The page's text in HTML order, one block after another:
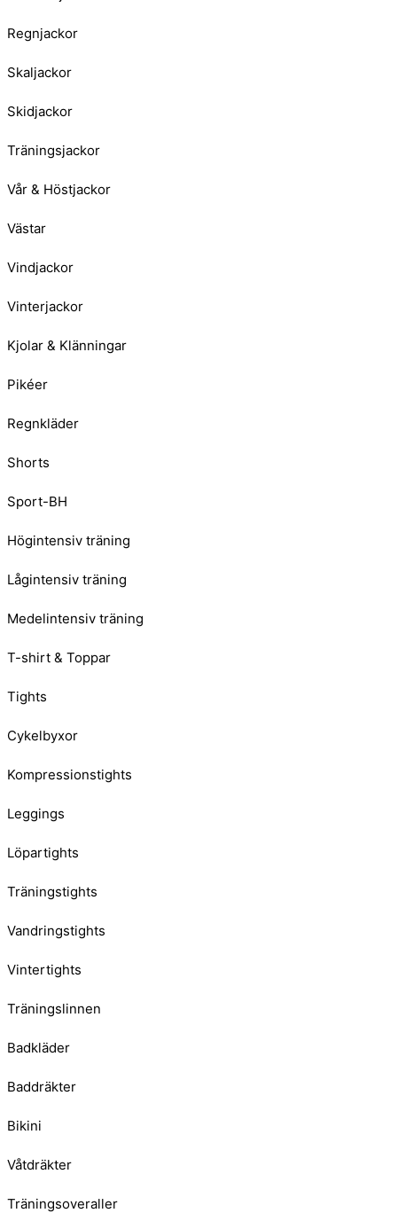
Regnjackor
Skaljackor
Skidjackor
Träningsjackor
Vår & Höstjackor
Västar
Vindjackor
Vinterjackor
Kjolar & Klänningar
Pikéer
Regnkläder
Shorts
Sport-BH
Högintensiv träning
Lågintensiv träning
Medelintensiv träning
T-shirt & Toppar
Tights
Cykelbyxor
Kompressionstights
Leggings
Löpartights
Träningstights
Vandringstights
Vintertights
Träningslinnen
Badkläder
Baddräkter
Bikini
Våtdräkter
Träningsoveraller